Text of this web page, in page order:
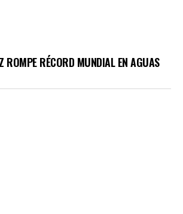
ROMPE RÉCORD MUNDIAL EN AGUAS